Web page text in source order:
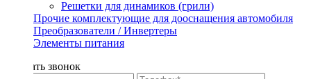
Решетки для динамиков (грили)
Прочие комплектующие для дооснащения автомобиля
Преобразователи / Инвертеры
Элементы питания
Заказать звонок